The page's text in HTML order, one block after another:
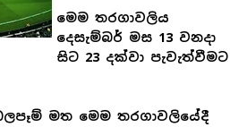
මෙම තරගාවලිය
දෙසැම්බර් මස 13 වනදා
සිට 23 දක්වා පැවැත්වීමට
මත මෙම තරගාවලියේදී